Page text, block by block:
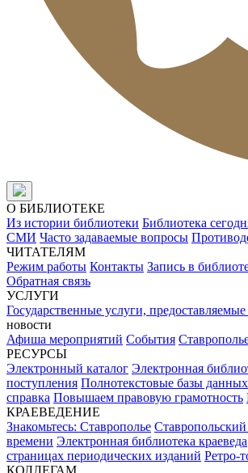
О БИБЛИОТЕКЕ
Из истории библиотеки Библиотека
СМИ Часто задаваемые вопросы
ЧИТАТЕЛЯМ
Режим работы Контакты Запись в
Обратная связь
УСЛУГИ
Государственные услуги,
новости
Афиша мероприятий События
РЕСУРСЫ
Электронный каталог Электронная
поступления Полнотекстовые базы данных
справка Повышаем правовую грамотность
КРАЕВЕДЕНИЕ
Знакомьтесь: Ставрополье
времени Электронная библиотека краеведа
страницах периодических изданий Ретро-
КОЛЛЕГАМ